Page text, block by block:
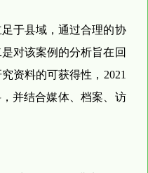
于县域，通过合理的协
对该案例的分析旨在回
资料的可获得性，2021
并结合媒体、档案、访